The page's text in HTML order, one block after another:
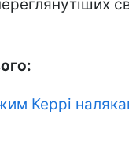
Керрі